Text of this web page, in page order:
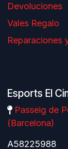
Devoluciones
Vales Regalo
Reparaciones
Esports El
Passeig de
(Barcelona)
A58225988